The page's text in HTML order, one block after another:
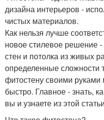
дизайна интерьеров -
чистых материалов.
Как нельзя лучше
новое стилевое решение
стен и потолка из живых
определенные сложности
фитостену своими
быстро. Главное - знать,
вы и узнаете из этой